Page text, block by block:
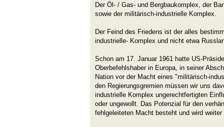
Der Öl- / Gas- und Bergbaukomplex, der
sowie der militärisch-industrielle Komplex.
Der Feind des Friedens ist der alles
industrielle- Komplex und nicht etwa
Schon am 17. Januar 1961 hatte US-
Oberbefehlshaber in Europa, in seiner
Nation vor der Macht eines "militärisch-
den Regierungsgremien müssen wir uns
industrielle Komplex ungerechtfertigten
oder ungewollt. Das Potenzial für den
fehlgeleiteten Macht besteht und wird weiter